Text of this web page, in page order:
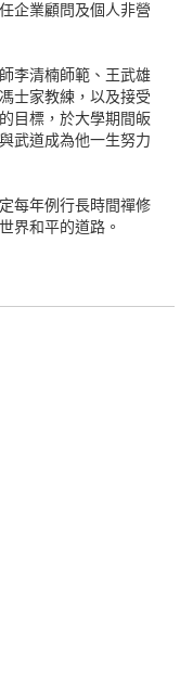
企業顧問及個人非營
李清楠師範、王武雄
士家教練，以及接受
目標，於大學期間皈
武道成為他一生努力
每年例行長時間禪修
界和平的道路。